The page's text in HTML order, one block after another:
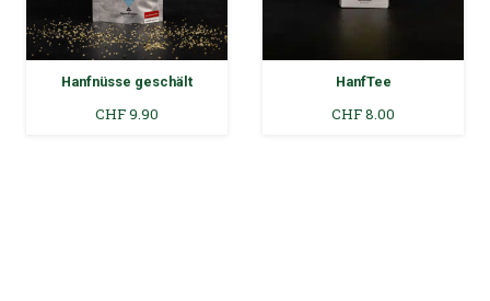
Hanfnüsse geschält
CHF9.90
HanfTee
CHF8.00